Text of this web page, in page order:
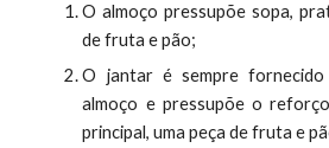
O almoço pressupõe sopa,
de fruta e pão;
O jantar é sempre
almoço e pressupõe o
principal, uma peça de fruta e